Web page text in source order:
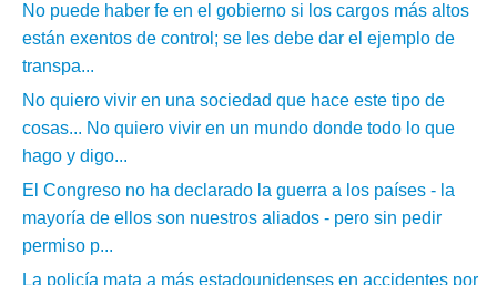
No puede haber fe en el gobierno si los cargos más altos
están exentos de control; se les debe dar el ejemplo de
transpa...
No quiero vivir en una sociedad que hace este tipo de
cosas... No quiero vivir en un mundo donde todo lo que
hago y digo...
El Congreso no ha declarado la guerra a los países - la
mayoría de ellos son nuestros aliados - pero sin pedir
permiso p...
La policía mata a más estadounidenses en accidentes por